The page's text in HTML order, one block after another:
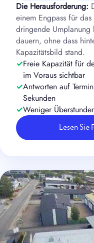
Die Herausforderung:
einem Engpass für
dringende
dauern, ohne dass
Kapazitätsbild stand.
Freie Kapazität für
im Voraus sichtbar
Antworten auf
Sekunden
Weniger
Lesen Sie